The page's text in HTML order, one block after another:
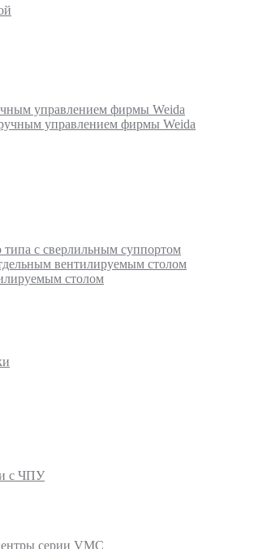
управлением фирмы Weida
управлением фирмы Weida
типа с сверлильным суппортом
вентилируемым столом
столом
с ЧПУ
серии VMC